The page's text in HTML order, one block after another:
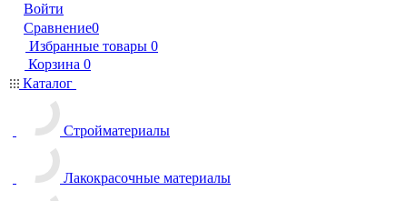
Войти
Сравнение0
Избранные товары 0
Корзина 0
Каталог
Стройматериалы
Лакокрасочные материалы